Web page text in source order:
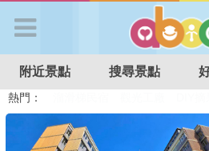
APP登入
首 頁
附近景點 搜尋景點
熱門：
特色遊戲場
親子住房優惠 台北親子餐